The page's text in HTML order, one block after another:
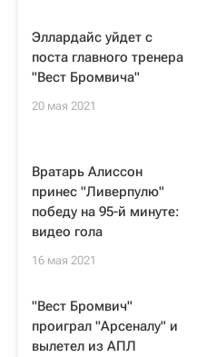
Эллардайс уйдет с
поста главного тренера
"Вест Бромвича"
20 мая 2021
Вратарь Алиссон
принес "Ливерпулю"
победу на 95-й минуте:
видео гола
16 мая 2021
"Вест Бромвич"
проиграл "Арсеналу" и
вылетел из АПЛ